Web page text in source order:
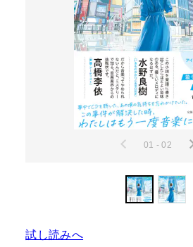
01 - 02
試し読みへ